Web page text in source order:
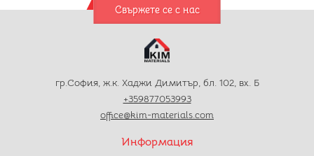
Свържете се с нас
гр.София, ж.к. Хаджи Димитър, бл. 102, вх. Б
+359877053993
office@kim-materials.com
Информация